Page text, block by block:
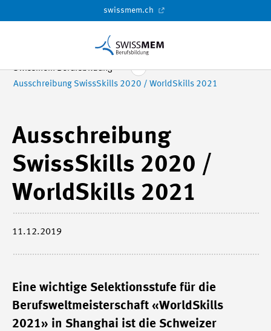
swissmem.ch
Swissmem Berufsbildung
Ausschreibung SwissSkills 2020 / WorldSkills 2021
Ausschreibung
SwissSkills 2020 /
WorldSkills 2021
11.12.2019
Eine wichtige Selektionsstufe für die
Berufsweltmeisterschaft «WorldSkills
2021» in Shanghai ist die Schweizer